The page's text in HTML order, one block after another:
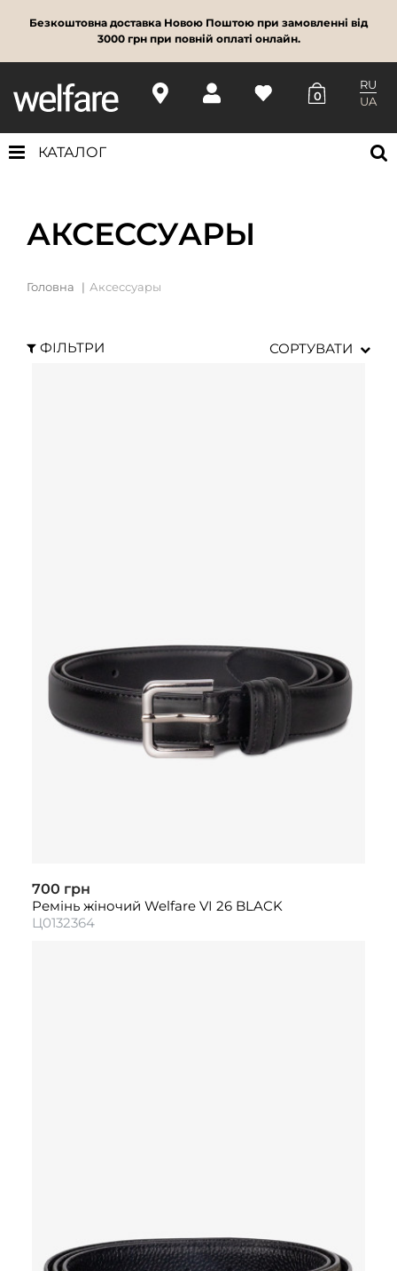
Безкоштовна доставка Новою Поштою при замовленні від
3000 грн при повній оплаті онлайн.
0
RU
UA
КАТАЛОГ
АКСЕССУАРЫ
Головна Аксессуары
ФІЛЬТРИ СОРТУВАТИ
700 грн
Ремінь жіночий Welfare VI 26 BLACK
Ц0132364